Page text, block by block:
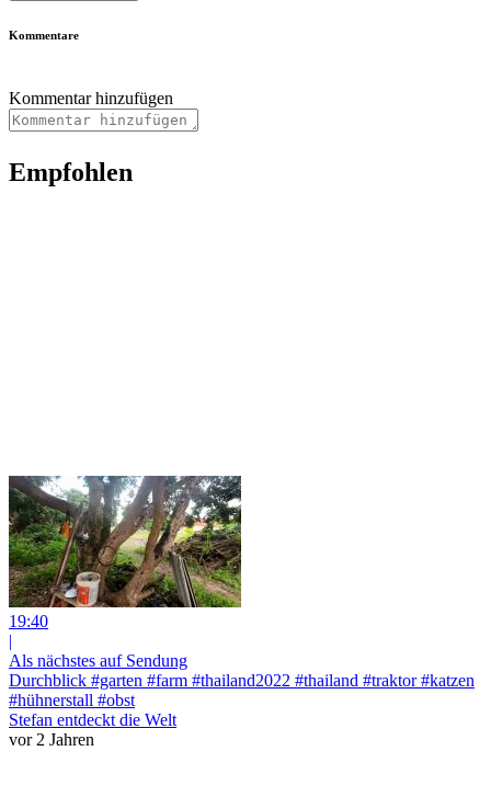
Kommentare
Kommentar hinzufügen
Empfohlen
19:40
|
Als nächstes auf Sendung
Durchblick #garten #farm #thailand2022 #thailand #traktor #katzen
#hühnerstall #obst
Stefan entdeckt die Welt
vor 2 Jahren